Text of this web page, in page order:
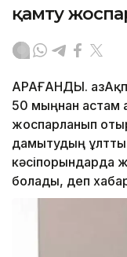
қамту
ҚАРАҒАНДЫ.
50 мыңнан
жоспарланып
дамытудың
кәсіпорындарда
болады, деп